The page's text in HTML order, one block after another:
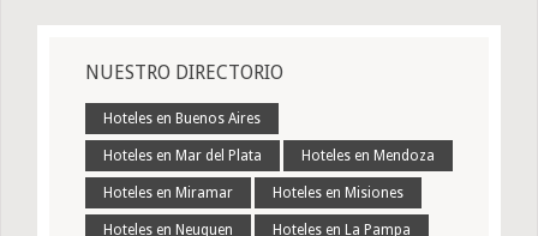
NUESTRO DIRECTORIO
Hoteles en Buenos Aires
Hoteles en Mar del Plata Hoteles en Mendoza
Hoteles en Miramar Hoteles en Misiones
Hoteles en Neuquen Hoteles en La Pampa